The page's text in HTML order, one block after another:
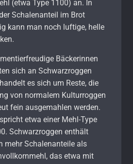
(etwa Type 1100) an. In
Schalenanteil im Brot
kann man noch luftige, helle
Bäckerinnen
sich an Schwarzroggen
es sich um Reste, die
von normalem Kulturroggen
fein ausgemahlen werden.
etwa einer Mehl-Type
Schwarzroggen enthält
mehr Schalenanteile als
das etwa mit